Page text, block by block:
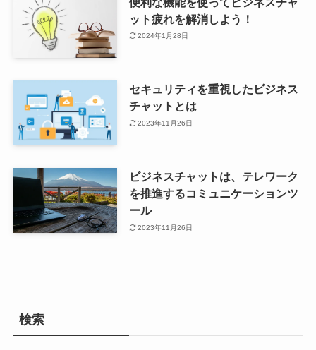
ット疲れを解消しよう！
2024年1月28日
セキュリティを重視したビジネス
チャットとは
2023年11月26日
ビジネスチャットは、テレワーク
を推進するコミュニケーションツ
ール
2023年11月26日
検索